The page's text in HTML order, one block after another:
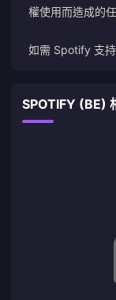
權使用而造成的
如需 Spotify 支
SPOTIFY (BE)